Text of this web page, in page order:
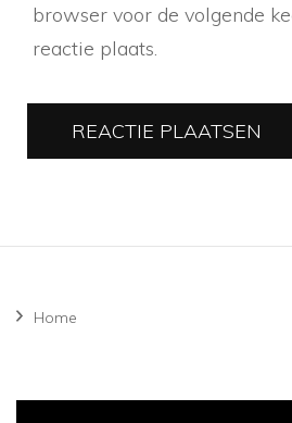
browser voor de volgende
reactie plaats.
Home